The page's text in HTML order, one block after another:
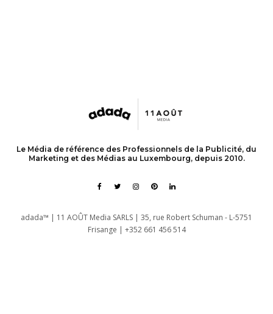
Le Média de référence des Professionnels de la Publicité, du
Marketing et des Médias au Luxembourg, depuis 2010.
adada™ | 11 AOÛT Media SARLS | 35, rue Robert Schuman - L-5751
Frisange | +352 661 456 514